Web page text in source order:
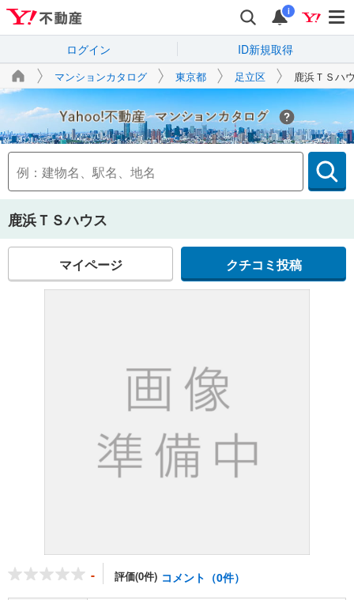
i
ログイン ID新規取得
マンションカタログ 東京都 足立区 鹿浜ＴＳハ
Yahoo!不動産
鹿浜ＴＳハウス
マイページ クチコミ投稿
- 評価(0件) コメント（0件）